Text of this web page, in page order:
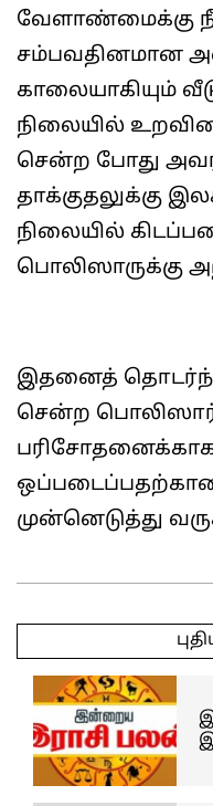
வேளாண்மைக்கு
சம்பவதினமான
காலையாகியும்
நிலையில்
சென்ற போது
தாக்குதலுக்கு
நிலையில்
பொலிஸாருக்கு
இதனைத்
சென்ற பொலிஸார்
முன்னெடுத்து
05-